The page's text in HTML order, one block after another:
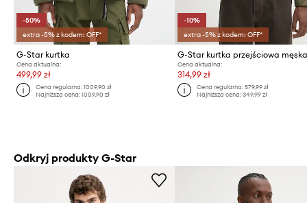
-50%
extra -5% z kodem: OFF*
G-Star kurtka
Cena aktualna:
499,99 zł
Cena regularna:1009,90 zł
Najniższa cena:1009,90 zł
-10%
extra -5% z kodem: OFF*
G-Star kurtka przejściowa
Cena aktualna:
314,99 zł
Cena regularna: 579,99 zł
Najniższa cena: 349,99 zł
Odkryj produkty G-Star